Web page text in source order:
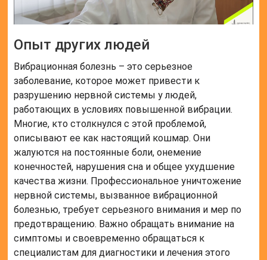
Опыт других людей
Вибрационная болезнь – это серьезное
заболевание, которое может привести к
разрушению нервной системы у людей,
работающих в условиях повышенной вибрации.
Многие, кто столкнулся с этой проблемой,
описывают ее как настоящий кошмар. Они
жалуются на постоянные боли, онемение
конечностей, нарушения сна и общее ухудшение
качества жизни. Профессиональное уничтожение
нервной системы, вызванное вибрационной
болезнью, требует серьезного внимания и мер по
предотвращению. Важно обращать внимание на
симптомы и своевременно обращаться к
специалистам для диагностики и лечения этого